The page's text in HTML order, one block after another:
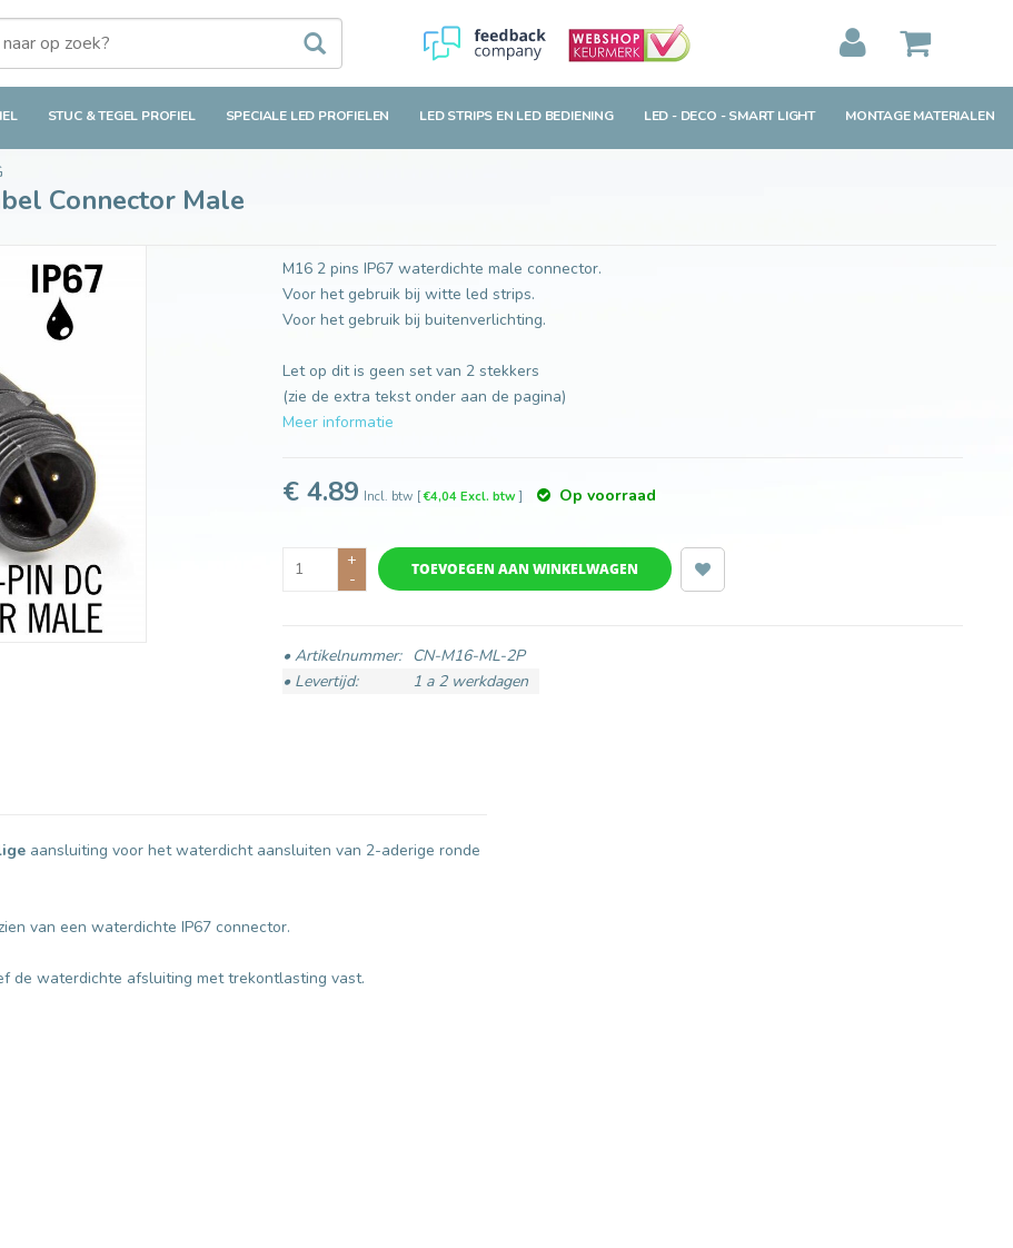
STUC & TEGEL PROFIEL SPECIALE LED PROFIELEN LED STRIPS EN LED BEDIENING LED - DECO - SMART LIGHT MONTAGE MATERIALEN
Male
Connector Male
M16 2 pins IP67 waterdichte male connector.
Voor het gebruik bij witte led strips.
Voor het gebruik bij buitenverlichting.
Let op dit is geen set van 2 stekkers
(zie de extra tekst onder aan de pagina)
Meer informatie
€ 4.89 Incl. btw [€4,04 Excl. btw] Op voorraad
+
-
TOEVOEGEN AAN WINKELWAGEN
• Artikelnummer:
CN-M16-ML-2P
• Levertijd:
1 a 2 werkdagen
aansluiting voor het waterdicht aansluiten van 2-aderige ronde
van een waterdichte IP67 connector.
de waterdichte afsluiting met trekontlasting vast.